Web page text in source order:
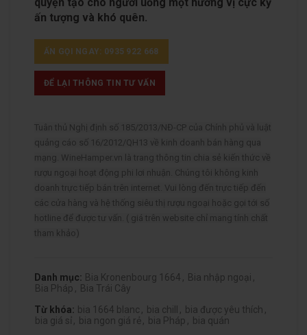
quyện tạo cho người uống một hương vị cực kỳ
ấn tượng và khó quên.
ẤN GỌI NGAY: 0935 922 668
ĐỂ LẠI THÔNG TIN TƯ VẤN
Tuân thủ Nghị định số 185/2013/NĐ-CP của Chính phủ và luật
quảng cáo số 16/2012/QH13 về kinh doanh bán hàng qua
mạng. WineHamper.vn là trang thông tin chia sẻ kiến thức về
rượu ngoại hoạt động phi lơi nhuận. Chúng tôi không kinh
doanh trực tiếp bán trên internet. Vui lòng đến trực tiếp đến
các cửa hàng và hệ thống siêu thị rượu ngoại hoặc gọi tới số
hotline để được tư vấn. ( giá trên website chỉ mang tính chất
tham khảo)
Danh mục: Bia Kronenbourg 1664 , Bia nhập ngoại ,
Bia Pháp , Bia Trái Cây
Từ khóa: bia 1664 blanc , bia chill , bia được yêu thích ,
bia giá sỉ , bia ngon giá rẻ , bia Pháp , bia quán